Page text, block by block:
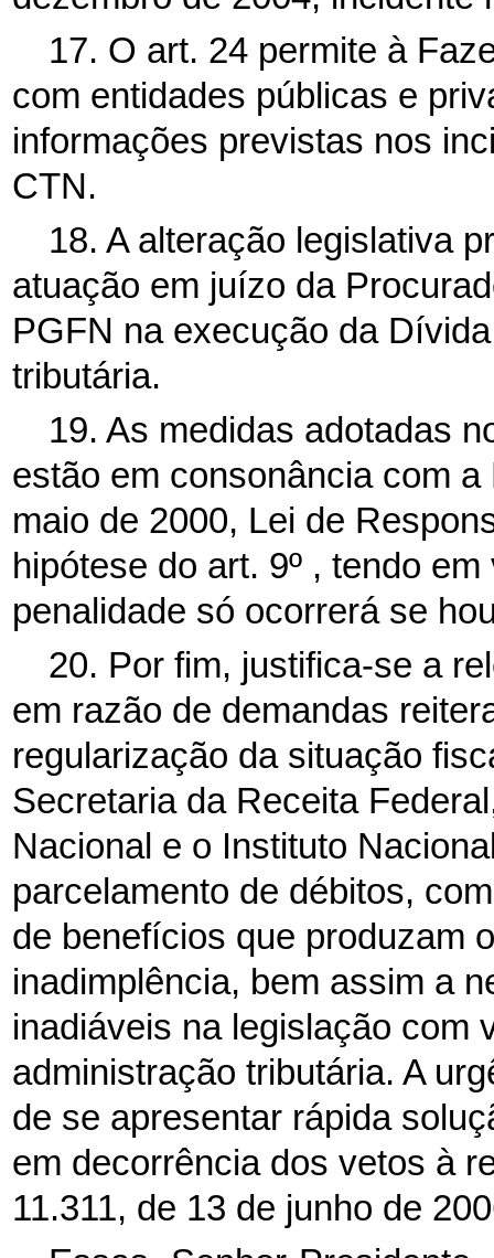
17. O art. 24 permite à
com entidades públicas e
informações previstas nos
CTN.
18. A alteração legislativa
atuação em juízo da
PGFN na execução da
tributária.
19. As medidas adotadas
estão em consonância com
maio de 2000, Lei de
hipótese do art. 9º , tendo
penalidade só ocorrerá se
20. Por fim, justifica-se a
em razão de demandas
regularização da situação
Secretaria da Receita
Nacional e o Instituto
parcelamento de débitos,
de benefícios que produzam
inadimplência, bem assim a
inadiáveis na legislação com
administração tributária. A
de se apresentar rápida
em decorrência dos vetos à
11.311, de 13 de junho de